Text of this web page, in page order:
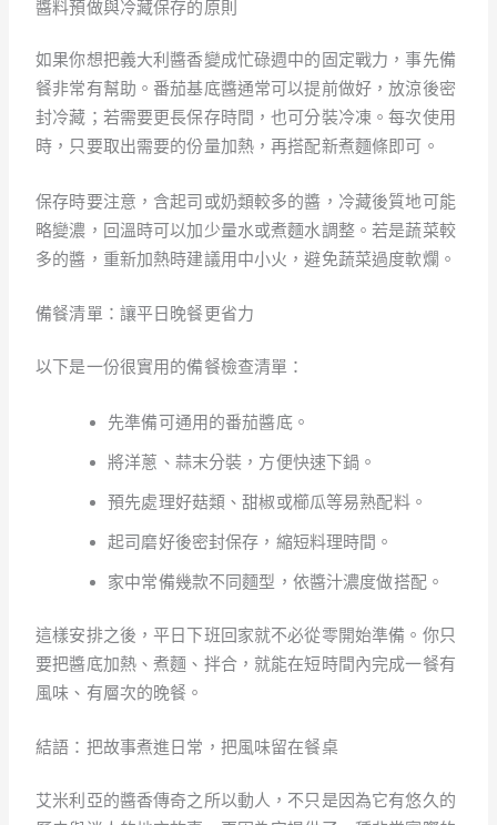
醬料預做與冷藏保存的原則
如果你想把義大利醬香變成忙碌週中的固定戰力，事先備
餐非常有幫助。番茄基底醬通常可以提前做好，放涼後密
封冷藏；若需要更長保存時間，也可分裝冷凍。每次使用
時，只要取出需要的份量加熱，再搭配新煮麵條即可。
保存時要注意，含起司或奶類較多的醬，冷藏後質地可能
略變濃，回溫時可以加少量水或煮麵水調整。若是蔬菜較
多的醬，重新加熱時建議用中小火，避免蔬菜過度軟爛。
備餐清單：讓平日晚餐更省力
以下是一份很實用的備餐檢查清單：
先準備可通用的番茄醬底。
將洋蔥、蒜末分裝，方便快速下鍋。
預先處理好菇類、甜椒或櫛瓜等易熟配料。
起司磨好後密封保存，縮短料理時間。
家中常備幾款不同麵型，依醬汁濃度做搭配。
這樣安排之後，平日下班回家就不必從零開始準備。你只
要把醬底加熱、煮麵、拌合，就能在短時間內完成一餐有
風味、有層次的晚餐。
結語：把故事煮進日常，把風味留在餐桌
艾米利亞的醬香傳奇之所以動人，不只是因為它有悠久的